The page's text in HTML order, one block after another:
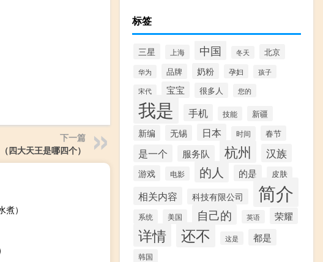
下一篇
四大天王是哪四个）
）
标签
三星 上海 中国 冬天 北京
华为 品牌 奶粉 孕妇 孩子
宋代 宝宝 很多人 您的
我是 手机 技能 新疆
新编 无锡 日本 时间 春节
是一个 服务队 杭州 汉族
游戏 电影 的人 的是 皮肤
相关内容 科技有限公司 简介
系统 美国 自己的 英语 荣耀
详情 还不 这是 都是
韩国